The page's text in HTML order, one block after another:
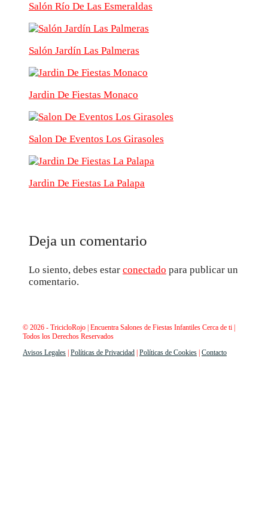
Salón Río De Las Esmeraldas
Salón Jardín Las Palmeras
Jardin De Fiestas Monaco
Salon De Eventos Los Girasoles
Jardin De Fiestas La Palapa
Deja un comentario
Lo siento, debes estar conectado para publicar un
comentario.
© 2026 - TricicloRojo | Encuentra Salones de Fiestas Infantiles Cerca de ti |
Todos los Derechos Reservados
Avisos Legales Políticas de Privacidad Políticas de Cookies Contacto